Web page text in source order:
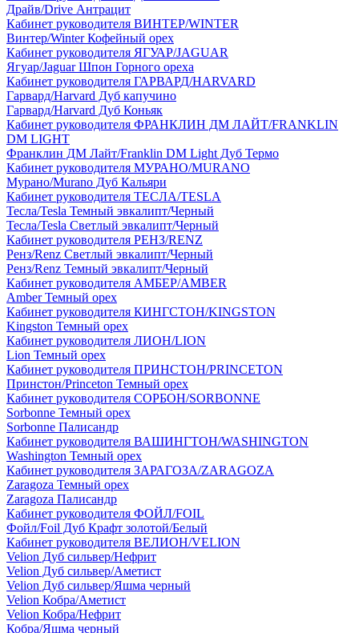
Драйв/Drive Антрацит
Кабинет руководителя ВИНТЕР/WINTER
Винтер/Winter Кофейный орех
Кабинет руководителя ЯГУАР/JAGUAR
Ягуар/Jaguar Шпон Горного ореха
Кабинет руководителя ГАРВАРД/HARVARD
Гарвард/Harvard Дуб капучино
Гарвард/Harvard Дуб Коньяк
Кабинет руководителя ФРАНКЛИН ДМ ЛАЙТ/FRANKLIN
DM LIGHT
Франклин ДМ Лайт/Franklin DM Light Дуб Термо
Кабинет руководителя МУРАНО/MURANO
Мурано/Murano Дуб Кальяри
Кабинет руководителя ТЕСЛА/TESLA
Тесла/Tesla Темный эвкалипт/Черный
Тесла/Tesla Светлый эвкалипт/Черный
Кабинет руководителя РЕНЗ/RENZ
Ренз/Renz Светлый эвкалипт/Черный
Ренз/Renz Темный эвкалипт/Черный
Кабинет руководителя АМБЕР/AMBER
Amber Темный орех
Кабинет руководителя КИНГСТОН/KINGSTON
Kingston Темный орех
Кабинет руководителя ЛИОН/LION
Lion Темный орех
Кабинет руководителя ПРИНСТОН/PRINCETON
Принстон/Princeton Темный орех
Кабинет руководителя СОРБОН/SORBONNE
Sorbonne Темный орех
Sorbonne Палисандр
Кабинет руководителя ВАШИНГТОН/WASHINGTON
Washington Темный орех
Кабинет руководителя ЗАРАГОЗА/ZARAGOZA
Zaragoza Темный орех
Zaragoza Палисандр
Кабинет руководителя ФОЙЛ/FOIL
Фойл/Foil Дуб Крафт золотой/Белый
Кабинет руководителя ВЕЛИОН/VELION
Velion Дуб сильвер/Нефрит
Velion Дуб сильвер/Аметист
Velion Дуб сильвер/Яшма черный
Velion Кобра/Аметист
Velion Кобра/Нефрит
Кобра/Яшма черный